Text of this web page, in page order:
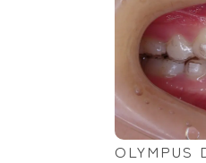
OLYMPUS